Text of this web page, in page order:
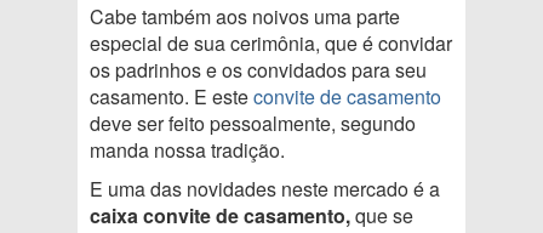
Cabe também aos noivos uma parte
especial de sua cerimônia, que é convidar
os padrinhos e os convidados para seu
casamento. E esteconvite de casamento
deve ser feito pessoalmente, segundo
manda nossa tradição.
E uma das novidades neste mercado é a
caixa convite de casamento,que se